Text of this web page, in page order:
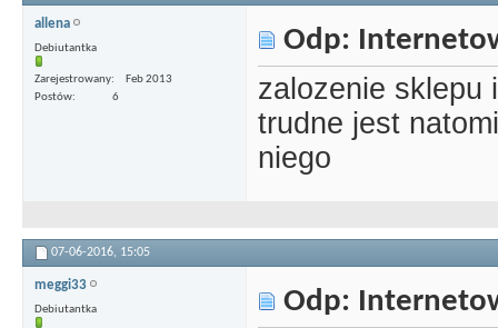
allena
Debiutantka
Zarejestrowany
Feb 2013
Postów
6
Odp:
zalozenie sklepu
trudne jest
niego
07-06-2016, 15:05
meggi33
Debiutantka Odp: